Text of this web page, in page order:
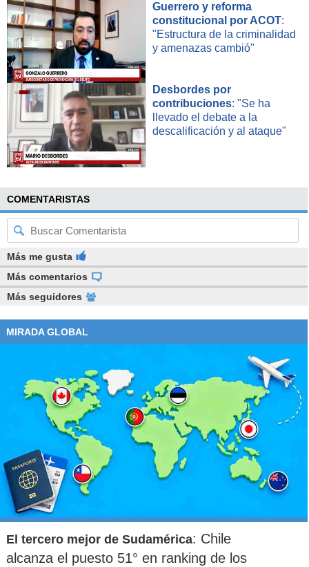
Guerrero y reforma
constitucional por ACOT:
"Estructura de la criminalidad
y amenazas cambió"
Desbordes por
contribuciones: "Se ha
llevado el debate a la
descalificación y al ataque"
COMENTARISTAS
Más me gusta
Más comentarios
Más seguidores
MIRADA GLOBAL
El tercero mejor de Sudamérica: Chile
alcanza el puesto 51° en ranking de los